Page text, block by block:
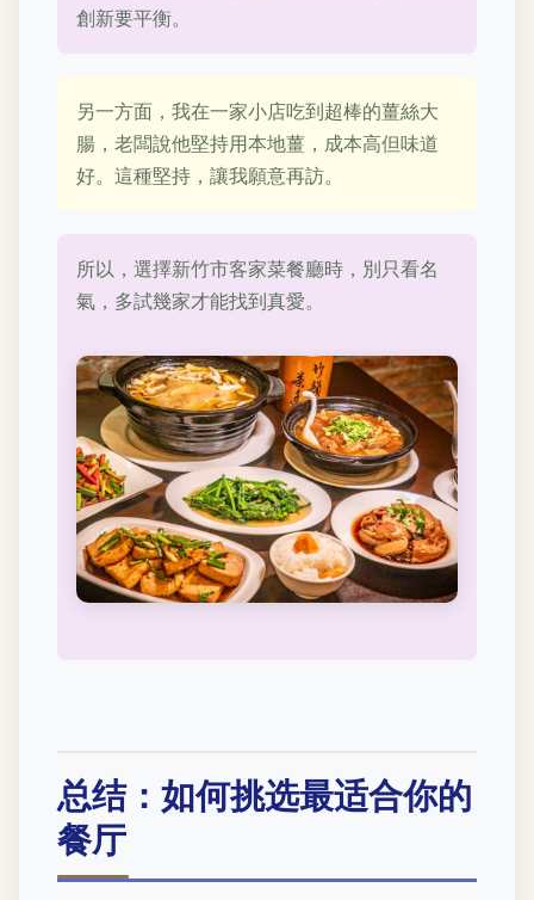
創新要平衡。
另一方面，我在一家小店吃到超棒的薑絲大
腸，老闆說他堅持用本地薑，成本高但味道
好。這種堅持，讓我願意再訪。
所以，選擇新竹市客家菜餐廳時，別只看名
氣，多試幾家才能找到真愛。
总结：如何挑选最适合你的
餐厅